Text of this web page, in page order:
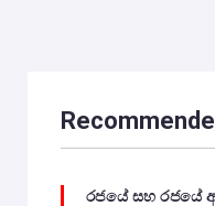
රජයේ සහ